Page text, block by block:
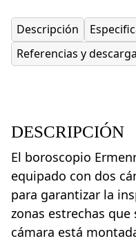
Descripción
Referencias y
DESCRIPCIÓN
El boroscopio
equipado con dos
para garantizar la
zonas estrechas
cámara está